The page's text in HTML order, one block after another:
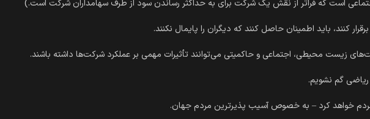
است که فراتر از نقش یک شرکت برای به حداکثر رساندن سود از طرف سهامداران شرکت است.)
کنند، باید اطمینان حاصل کنند که دیگران را پایمال نکنند.
ریاضی گم نشویم.
مردم خواهد کرد – به خصوص آسیب پذیرترین مردم جهان.